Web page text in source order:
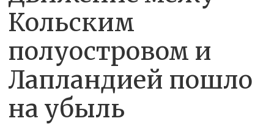
Кольским
полуостровом и
Лапландией пошло
на убыль